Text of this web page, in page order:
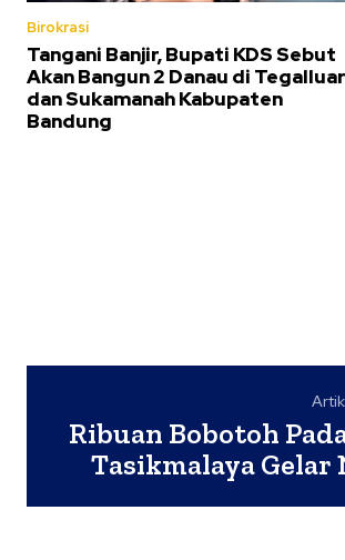
Birokrasi
Tangani Banjir, Bupati KDS Sebut
Akan Bangun 2 Danau di Tegalluar
dan Sukamanah Kabupaten
Bandung
Ribuan Bobotoh
Tasikmalaya Gelar